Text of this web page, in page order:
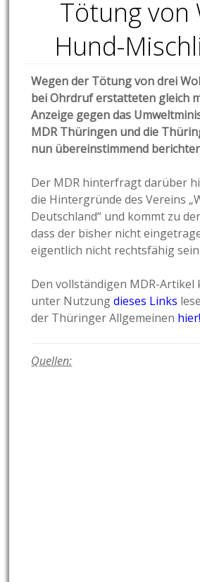
Tötung von
Hund-
Wegen der Tötung von drei
bei Ohrdruf erstatteten gleich
Anzeige gegen das
MDR Thüringen und die
nun übereinstimmend
Der MDR hinterfragt darüber
die Hintergründe des Vereins
Deutschland“ und kommt zu
dass der bisher nicht
eigentlich nicht rechtsfähig
Den vollständigen MDR-Artikel
unter Nutzungdieses Links
der Thüringer Allgemeinen hier!
Quellen: